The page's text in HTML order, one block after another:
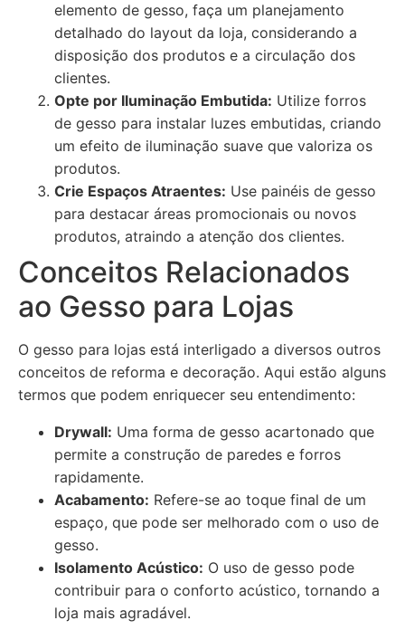
elemento de gesso, faça um planejamento
detalhado do layout da loja, considerando a
disposição dos produtos e a circulação dos
clientes.
Opte por Iluminação Embutida: Utilize forros
de gesso para instalar luzes embutidas, criando
um efeito de iluminação suave que valoriza os
produtos.
Crie Espaços Atraentes: Use painéis de gesso
para destacar áreas promocionais ou novos
produtos, atraindo a atenção dos clientes.
Conceitos Relacionados
ao Gesso para Lojas
O gesso para lojas está interligado a diversos outros
conceitos de reforma e decoração. Aqui estão alguns
termos que podem enriquecer seu entendimento:
Drywall: Uma forma de gesso acartonado que
permite a construção de paredes e forros
rapidamente.
Acabamento: Refere-se ao toque final de um
espaço, que pode ser melhorado com o uso de
gesso.
Isolamento Acústico: O uso de gesso pode
contribuir para o conforto acústico, tornando a
loja mais agradável.